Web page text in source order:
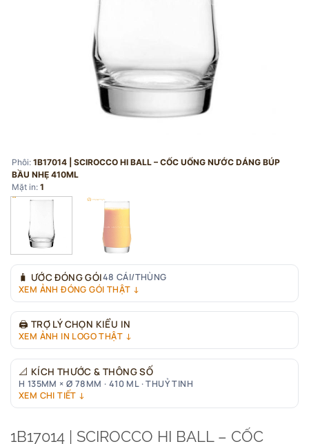
Phôi: 1B17014 | SCIROCCO HI BALL – CỐC UỐNG NƯỚC DÁNG BÚP
BẦU NHẸ 410ML
Mặt in: 1
🧳 ƯỚC ĐÓNG GÓI48 CÁI/THÙNG
XEM ẢNH ĐÓNG GÓI THẬT ↓
🖨 TRỢ LÝ CHỌN KIỂU IN
XEM ẢNH IN LOGO THẬT ↓
📐 KÍCH THƯỚC & THÔNG SỐ
H 135MM × Ø 78MM · 410 ML · THUỶ TINH
XEM CHI TIẾT ↓
1B17014 | SCIROCCO HI BALL – CỐC